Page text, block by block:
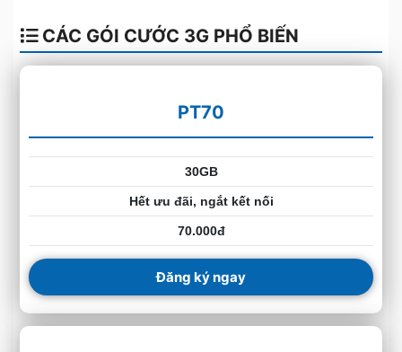
CÁC GÓI CƯỚC 3G PHỔ BIẾN
PT70
30GB
Hết ưu đãi, ngắt kết nối
70.000đ
Đăng ký ngay